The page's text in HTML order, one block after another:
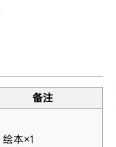
备注
绘本×1